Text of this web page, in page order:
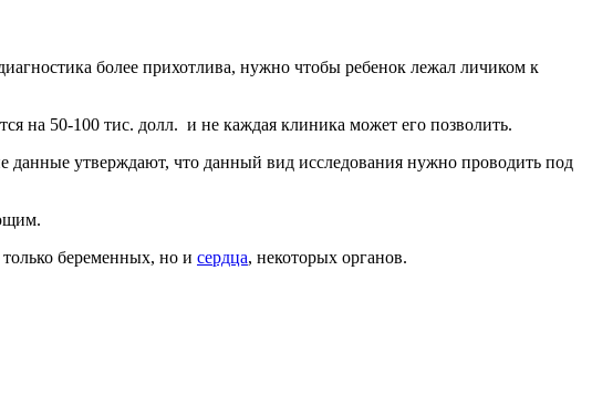
более прихотлива, нужно чтобы ребенок лежал личиком к
на 50-100 тис. долл. и не каждая клиника может его позволить.
данные утверждают, что данный вид исследования нужно проводить под
беременных, но и сердца, некоторых органов.